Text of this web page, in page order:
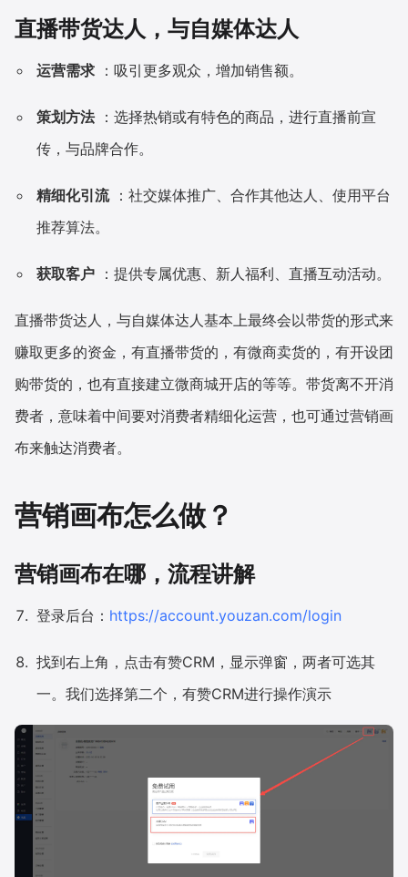
直播带货达人，与自媒体达人
运营需求 ：吸引更多观众，增加销售额。
策划方法：选择热销或有特色的商品，进行直播前宣
传，与品牌合作。
精细化引流：社交媒体推广、合作其他达人、使用平台
推荐算法。
获取客户 ：提供专属优惠、新人福利、直播互动活动。
直播带货达人，与自媒体达人基本上最终会以带货的形式来
赚取更多的资金，有直播带货的，有微商卖货的，有开设团
购带货的，也有直接建立微商城开店的等等。带货离不开消
费者，意味着中间要对消费者精细化运营，也可通过营销画
布来触达消费者。
营销画布怎么做？
营销画布在哪，流程讲解
登录后台： https://account.youzan.com/login
找到右上角，点击有赞CRM，显示弹窗，两者可选其
一。我们选择第二个，有赞CRM进行操作演示